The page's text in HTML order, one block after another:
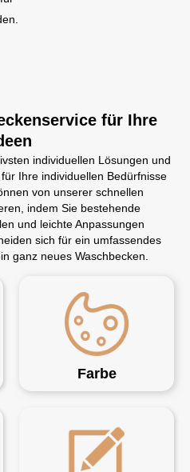
für Ihre
individuellen Lösungen und
Ihre individuellen Bedürfnisse
von unserer schnellen
indem Sie bestehende
und leichte Anpassungen
sich für ein umfassendes
ganz neues Waschbecken.
Farbe